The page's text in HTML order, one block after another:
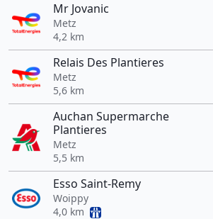
Mr Jovanic
Metz
4,2 km
Relais Des Plantieres
Metz
5,6 km
Auchan Supermarche
Plantieres
Metz
5,5 km
Esso Saint-Remy
Woippy
4,0 km